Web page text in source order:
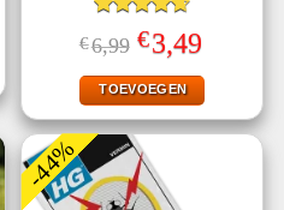
Gewaardeerd
4.67uit 5
€6,99 Oorspronkelijke
prijs
was:
€6,99.
€3,49
is:
€3,49.
TOEVOEGEN
-44%